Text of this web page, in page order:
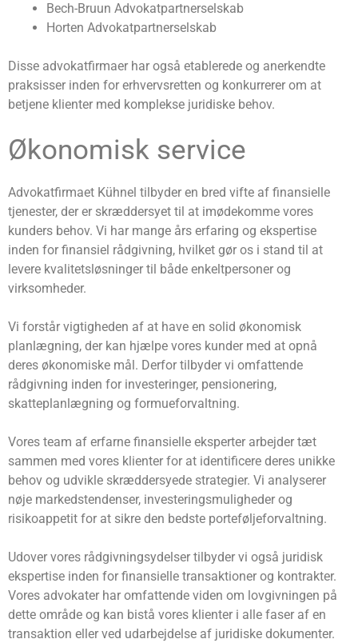
Bech-Bruun Advokatpartnerselskab
Horten Advokatpartnerselskab
Disse advokatfirmaer har også etablerede og anerkendte
praksisser inden for erhvervsretten og konkurrerer om at
betjene klienter med komplekse juridiske behov.
Økonomisk service
Advokatfirmaet Kühnel tilbyder en bred vifte af finansielle
tjenester, der er skræddersyet til at imødekomme vores
kunders behov. Vi har mange års erfaring og ekspertise
inden for finansiel rådgivning, hvilket gør os i stand til at
levere kvalitetsløsninger til både enkeltpersoner og
virksomheder.
Vi forstår vigtigheden af ​​at have en solid økonomisk
planlægning, der kan hjælpe vores kunder med at opnå
deres økonomiske mål. Derfor tilbyder vi omfattende
rådgivning inden for investeringer, pensionering,
skatteplanlægning og formueforvaltning.
Vores team af erfarne finansielle eksperter arbejder tæt
sammen med vores klienter for at identificere deres unikke
behov og udvikle skræddersyede strategier. Vi analyserer
nøje markedstendenser, investeringsmuligheder og
risikoappetit for at sikre den bedste porteføljeforvaltning.
Udover vores rådgivningsydelser tilbyder vi også juridisk
ekspertise inden for finansielle transaktioner og kontrakter.
Vores advokater har omfattende viden om lovgivningen på
dette område og kan bistå vores klienter i alle faser af en
transaktion eller ved udarbejdelse af juridiske dokumenter.